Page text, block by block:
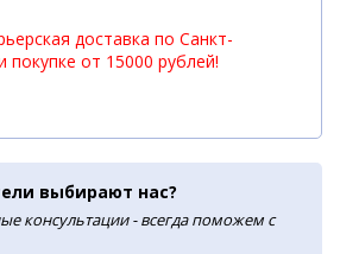
доставка по Санкт-
покупке от 15000 рублей!
выбирают нас?
консультации - всегда поможем с